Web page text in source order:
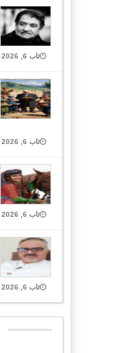
ئاب 6, 2026
ئاب 6, 2026
ئاب 6, 2026
ئاب 6, 2026